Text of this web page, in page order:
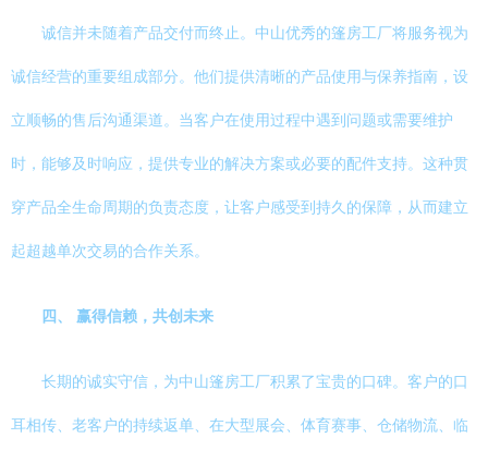
诚信并未随着产品交付而终止。中山优秀的篷房工厂将服务视为
诚信经营的重要组成部分。他们提供清晰的产品使用与保养指南，设
立顺畅的售后沟通渠道。当客户在使用过程中遇到问题或需要维护
时，能够及时响应，提供专业的解决方案或必要的配件支持。这种贯
穿产品全生命周期的负责态度，让客户感受到持久的保障，从而建立
起超越单次交易的合作关系。
四、 赢得信赖，共创未来
长期的诚实守信，为中山篷房工厂积累了宝贵的口碑。客户的口
耳相传、老客户的持续返单、在大型展会、体育赛事、仓储物流、临